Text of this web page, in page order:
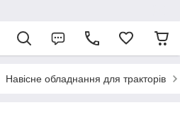
Навісне обладнання для тракторів